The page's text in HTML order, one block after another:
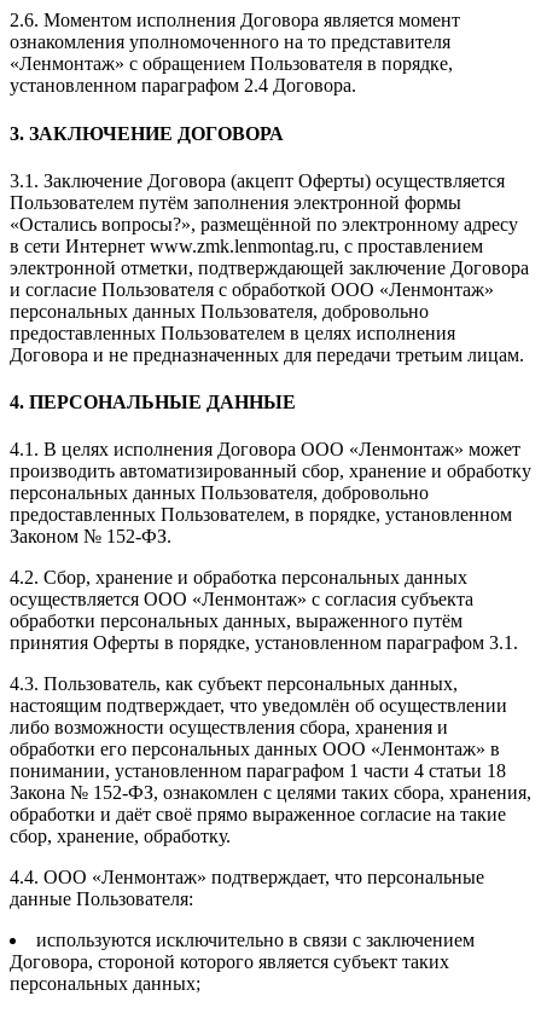
2.6. Моментом исполнения Договора является момент
ознакомления уполномоченного на то представителя
«Ленмонтаж» с обращением Пользователя в порядке,
установленном параграфом 2.4 Договора.
3. ЗАКЛЮЧЕНИЕ ДОГОВОРА
3.1. Заключение Договора (акцепт Оферты) осуществляется
Пользователем путём заполнения электронной формы
«Остались вопросы?», размещённой по электронному адресу
в сети Интернет www.zmk.lenmontag.ru, с проставлением
электронной отметки, подтверждающей заключение Договора
и согласие Пользователя с обработкой ООО «Ленмонтаж»
персональных данных Пользователя, добровольно
предоставленных Пользователем в целях исполнения
Договора и не предназначенных для передачи третьим лицам.
4. ПЕРСОНАЛЬНЫЕ ДАННЫЕ
4.1. В целях исполнения Договора ООО «Ленмонтаж» может
производить автоматизированный сбор, хранение и обработку
персональных данных Пользователя, добровольно
предоставленных Пользователем, в порядке, установленном
Законом № 152-ФЗ.
4.2. Сбор, хранение и обработка персональных данных
осуществляется ООО «Ленмонтаж» с согласия субъекта
обработки персональных данных, выраженного путём
принятия Оферты в порядке, установленном параграфом 3.1.
4.3. Пользователь, как субъект персональных данных,
настоящим подтверждает, что уведомлён об осуществлении
либо возможности осуществления сбора, хранения и
обработки его персональных данных ООО «Ленмонтаж» в
понимании, установленном параграфом 1 части 4 статьи 18
Закона № 152-ФЗ, ознакомлен с целями таких сбора, хранения,
обработки и даёт своё прямо выраженное согласие на такие
сбор, хранение, обработку.
4.4. ООО «Ленмонтаж» подтверждает, что персональные
данные Пользователя:
используются исключительно в связи с заключением
Договора, стороной которого является субъект таких
персональных данных;